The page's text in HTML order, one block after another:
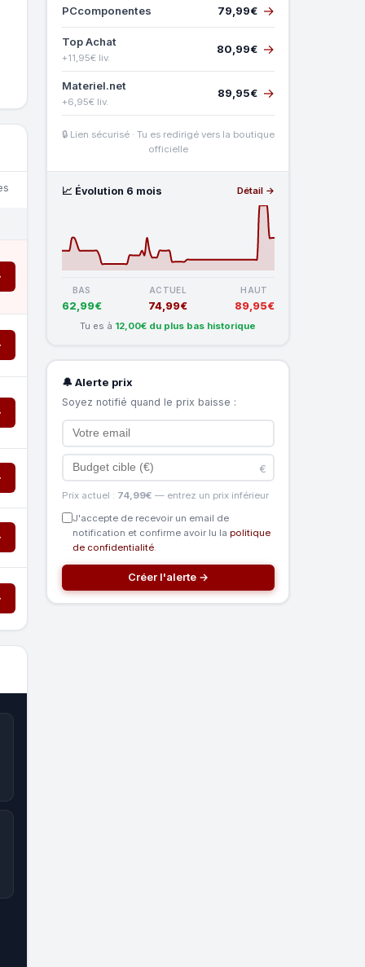
PCcomponentes 79,99€ →
Top Achat
+11,95€ liv.
80,99€ →
Materiel.net
+6,95€ liv.
89,95€ →
🔒 Lien sécurisé · Tu es redirigé vers la boutique
officielle
📈 Évolution 6 mois Détail →
BAS
62,99€
ACTUEL
74,99€
HAUT
89,95€
Tu es à 12,00€ du plus bas historique
🔔 Alerte prix
Soyez notifié quand le prix baisse :
€
Prix actuel : 74,99€ — entrez un prix inférieur
J'accepte de recevoir un email de
notification et confirme avoir lu la politique
de confidentialité.
Créer l'alerte →